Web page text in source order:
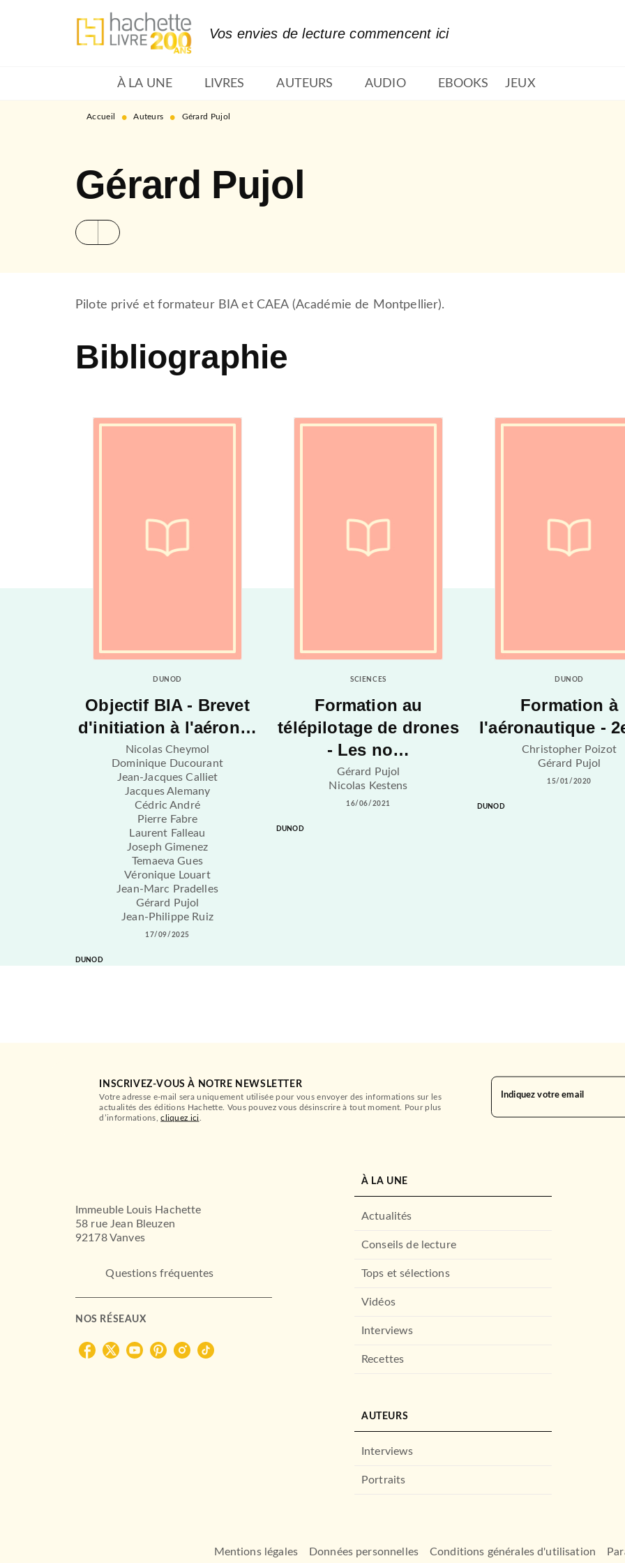
MENU RECHERCHE
Vos envies de lecture commencent ici
À LA UNE LIVRES AUTEURS AUDIO EBOOKS JEUX
Accueil • Auteurs • Gérard Pujol
Gérard Pujol
Pilote privé et formateur BIA et CAEA (Académie de Montpellier).
Bibliographie
DUNOD
Objectif BIA - Brevet
d'initiation à l'aéron…
Nicolas Cheymol
Dominique Ducourant
Jean-Jacques Calliet
Jacques Alemany
Cédric André
Pierre Fabre
Laurent Falleau
Joseph Gimenez
Temaeva Gues
Véronique Louart
Jean-Marc Pradelles
Gérard Pujol
Jean-Philippe Ruiz
17/09/2025
DUNOD
SCIENCES
Formation au
télépilotage de drones
- Les no…
Gérard Pujol
Nicolas Kestens
16/06/2021
DUNOD
DUNOD
Formation à
l'aéronautique -
Christopher Poizot
Gérard Pujol
15/01/2020
DUNOD
INSCRIVEZ-VOUS À NOTRE NEWSLETTER
Votre adresse e-mail sera uniquement utilisée pour vous envoyer des informations sur les
actualités des éditions Hachette. Vous pouvez vous désinscrire à tout moment. Pour plus
d’informations,cliquez ici
Indiquez votre email
Immeuble Louis Hachette
58 rue Jean Bleuzen
92178 Vanves
Questions fréquentes
NOS RÉSEAUX
À LA UNE
Actualités
Conseils de lecture
Tops et sélections
Vidéos
Interviews
Recettes
AUTEURS
Interviews
Portraits
Mentions légales Données personnelles Conditions générales d'utilisation